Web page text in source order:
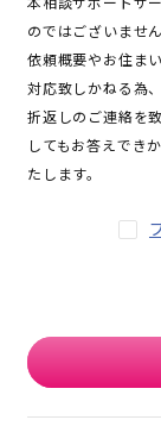
のではございません
依頼概要やお住ま
対応致しかねる為
折返しのご連絡を
してもお答えでき
たします。